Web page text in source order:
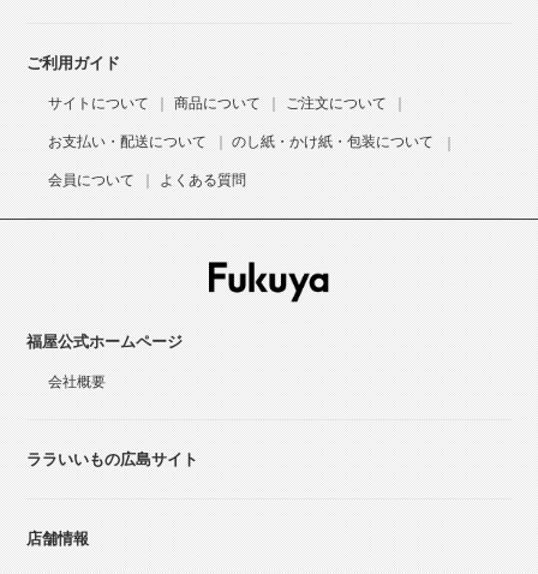
ご利用ガイド
サイトについて 商品について ご注文について
お支払い・配送について のし紙・かけ紙・包装について
会員について よくある質問
福屋公式ホームページ
会社概要
ララいいもの広島サイト
店舗情報